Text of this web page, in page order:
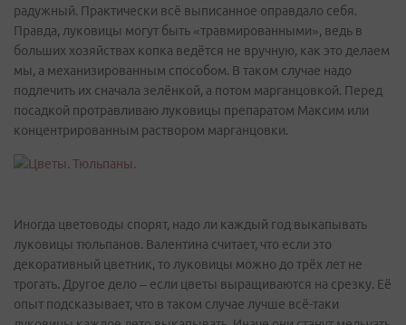
радужный. Практически всё выписанное оправдало себя.
Правда, луковицы могут быть «травмированными», ведь в
больших хозяйствах копка ведётся не вручную, как это делаем
мы, а механизированным способом. В таком случае надо
подлечить их сначала зелёнкой, а потом марганцовкой. Перед
посадкой протравливаю луковицы препаратом Максим или
концентрированным раствором марганцовки.
Иногда цветоводы спорят, надо ли каждый год выкапывать
луковицы тюльпанов. Валентина считает, что если это
декоративный цветник, то луковицы можно до трёх лет не
трогать. Другое дело – если цветы выращиваются на срезку. Её
опыт подсказывает, что в таком случае лучше всё-таки